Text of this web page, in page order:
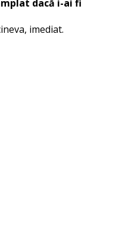
dacă i-ai fi
imediat.